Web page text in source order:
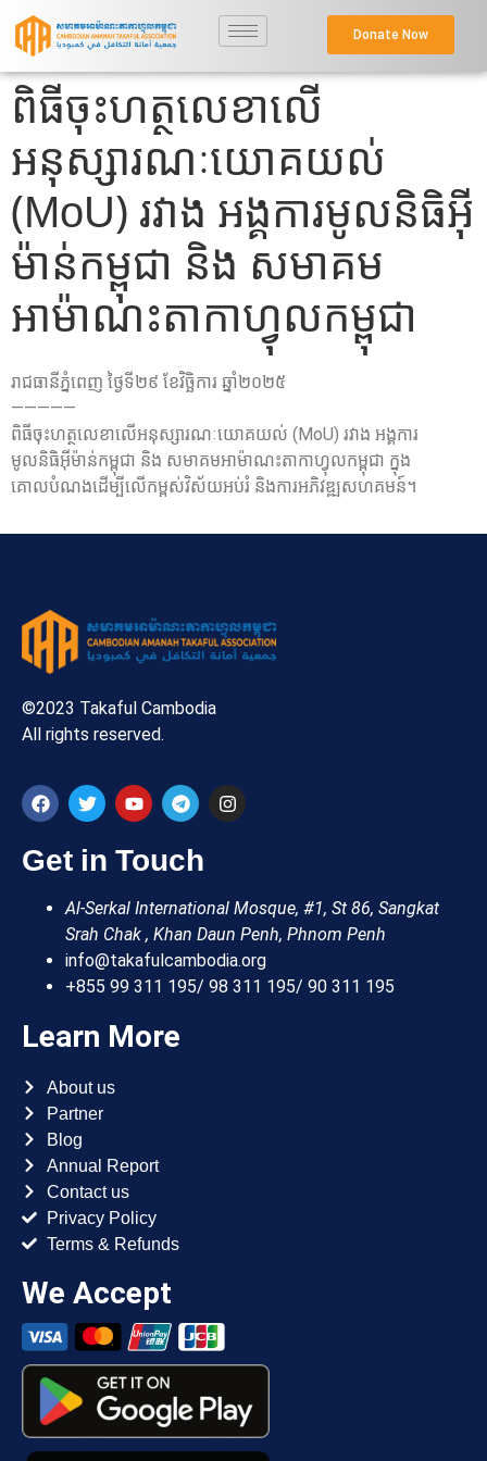
Donate Now
ពិធីចុះហត្ថលេខាលើ
អនុស្សារណៈយោគយល់
(MoU) រវាង អង្គការមូលនិធិអុី
ម៉ាន់កម្ពុជា និង សមាគម
អាម៉ាណះតាកាហ្វុលកម្ពុជា
រាជធានីភ្នំពេញ ថ្ងៃទី២៩ ខែវិច្ឆិការ ឆ្នាំ២០២៥
—————
ពិធីចុះហត្ថលេខាលើអនុស្សារណៈយោគយល់ (MoU) រវាង អង្គការ
មូលនិធិអុីម៉ាន់កម្ពុជា និង សមាគមអាម៉ាណះតាកាហ្វុលកម្ពុជា ក្នុង
គោលបំណងដើម្បីលើកម្ពស់វិស័យអប់រំ និងការអភិវឌ្ឍសហគមន៍។
©2023 Takaful Cambodia
All rights reserved.
Get in Touch
Al-Serkal International Mosque, #1, St 86, Sangkat
Srah Chak , Khan Daun Penh, Phnom Penh
info@takafulcambodia.org
+855 99 311 195/ 98 311 195/ 90 311 195
Learn More
About us
Partner
Blog
Annual Report
Contact us
Privacy Policy
Terms & Refunds
We Accept